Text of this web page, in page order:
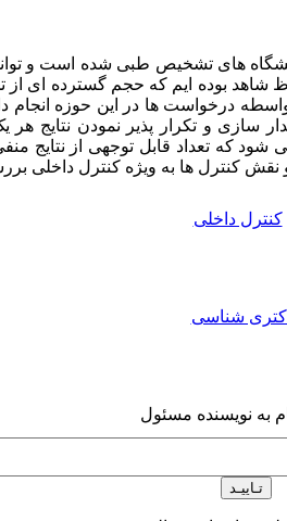
های تشخیص طبی شده است و
شاهد بوده ایم که حجم گسترده ای
درخواست ها در این حوزه انجام
سازی و تکرار پذیر نمودن نتایج هر
شود که تعداد قابل توجهی از
کنترل ها به ویژه کنترل داخلی
کنترل داخلی
شناسی
به نویسنده مسئول